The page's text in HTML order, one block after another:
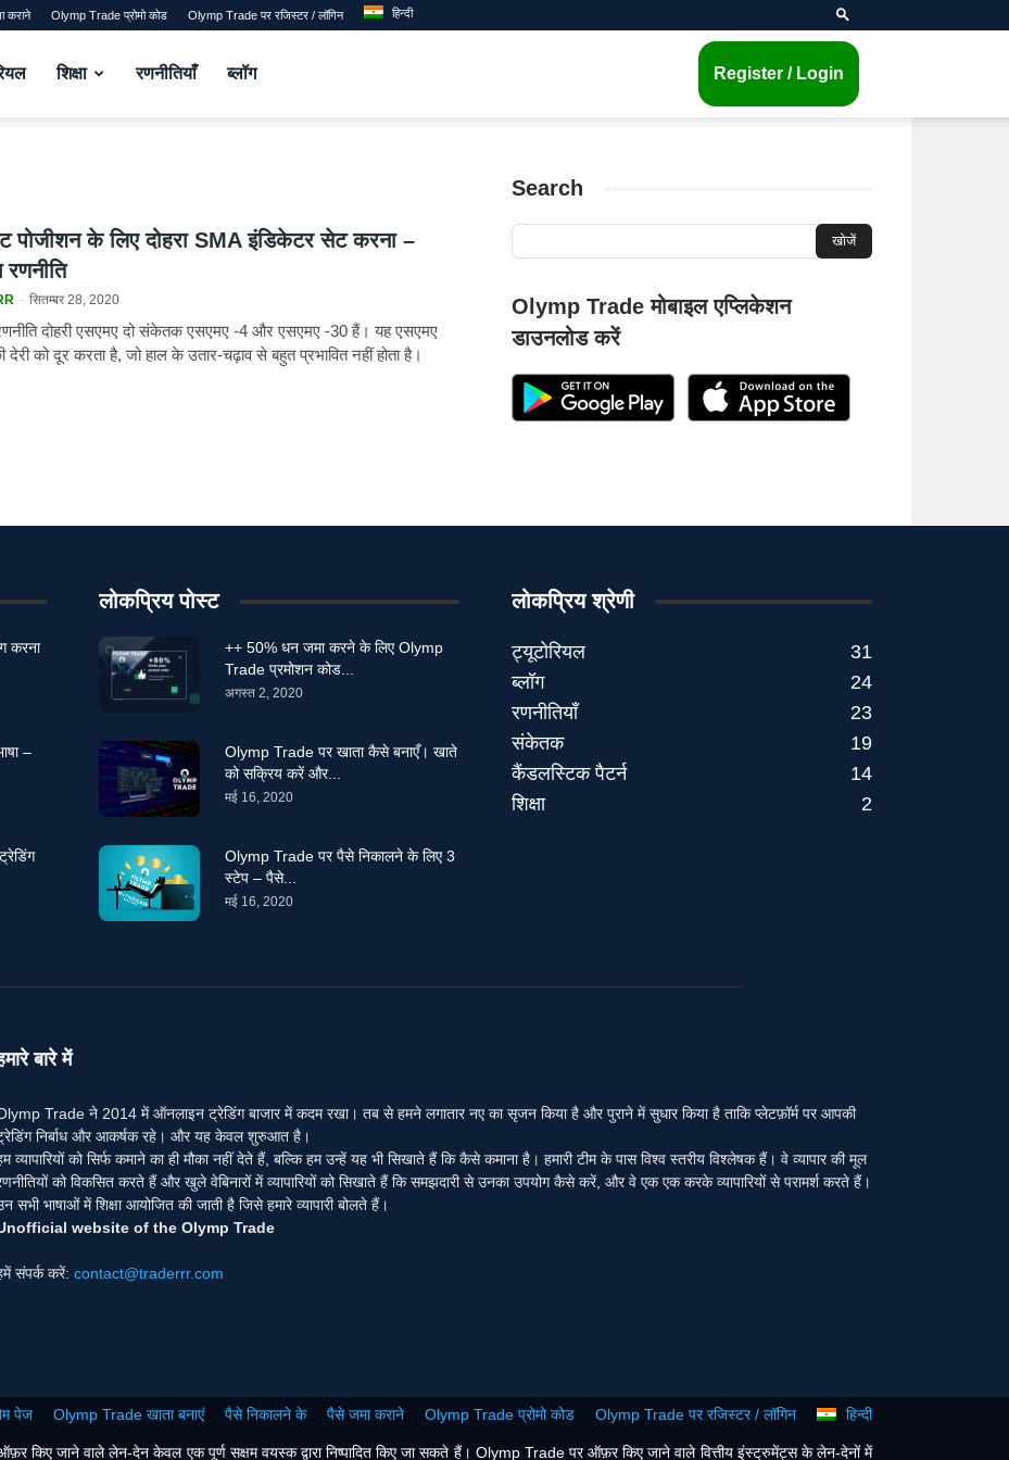
कराने Olymp Trade प्रोमो कोड Olymp Trade पर रजिस्टर / लॉगिन हिन्दी
शिक्षा रणनीतियाँ ब्लॉग Register / Login
पोजीशन के लिए दोहरा SMA इंडिकेटर सेट करना –
रणनीति
- सितम्बर 28, 2020
दोहरी एसएमए दो संकेतक एसएमए -4 और एसएमए -30 हैं। यह एसएमए
देरी को दूर करता है, जो हाल के उतार-चढ़ाव से बहुत प्रभावित नहीं होता है।
Search
Olymp Trade मोबाइल एप्लिकेशन
डाउनलोड करें
करना
–
लोकप्रिय पोस्ट
++ 50% धन जमा करने के लिए Olymp
Trade प्रमोशन कोड...
अगस्त 2, 2020
Olymp Trade पर खाता कैसे बनाएँ। खाते
को सक्रिय करें और...
मई 16, 2020
Olymp Trade पर पैसे निकालने के लिए 3
स्टेप – पैसे...
मई 16, 2020
लोकप्रिय श्रेणी
ट्यूटोरियल
31
ब्लॉग
24
रणनीतियाँ
23
संकेतक
19
कैंडलस्टिक पैटर्न
14
शिक्षा
2
बारे में
Trade ने 2014 में ऑनलाइन ट्रेडिंग बाजार में कदम रखा। तब से हमने लगातार नए का सृजन किया है और पुराने में सुधार किया है ताकि प्लेटफ़ॉर्म पर आपकी
निर्बाध और आकर्षक रहे। और यह केवल शुरुआत है।
व्यापारियों को सिर्फ कमाने का ही मौका नहीं देते हैं, बल्कि हम उन्हें यह भी सिखाते हैं कि कैसे कमाना है। हमारी टीम के पास विश्व स्तरीय विश्लेषक हैं। वे व्यापार की मूल
को विकसित करते हैं और खुले वेबिनारों में व्यापारियों को सिखाते हैं कि समझदारी से उनका उपयोग कैसे करें, और वे एक एक करके व्यापारियों से परामर्श करते हैं।
सभी भाषाओं में शिक्षा आयोजित की जाती है जिसे हमारे व्यापारी बोलते हैं।
website of the Olymp Trade
संपर्क करें: contact@traderrr.com
पेज Olymp Trade खाता बनाएं पैसे निकालने के पैसे जमा कराने Olymp Trade प्रोमो कोड Olymp Trade पर रजिस्टर / लॉगिन हिन्दी
किए जाने वाले लेन-देन केवल एक पूर्ण सक्षम वयस्क द्वारा निष्पादित किए जा सकते हैं। Olymp Trade पर ऑफ़र किए जाने वाले वित्तीय इंस्ट्रुमेंट्स के लेन-देनों में